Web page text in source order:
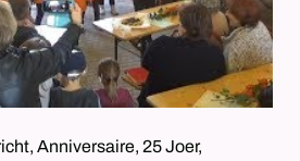
Anniversaire, 25 Joer,